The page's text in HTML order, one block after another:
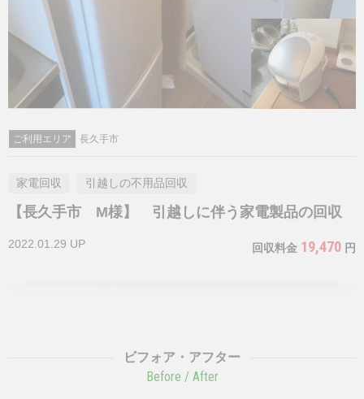
ご利用エリア 長久手市
家電回収 引越しの不用品回収
【長久手市 M様】 引越しに伴う家電製品の回収
2022.01.29 UP 回収料金 19,470 円
ビフォア・アフター
Before / After